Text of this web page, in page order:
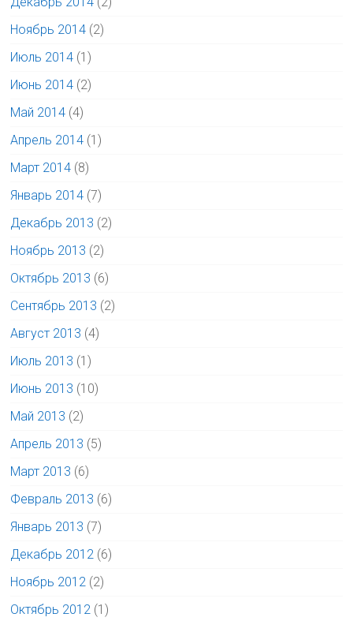
Ноябрь 2014 (2)
Июль 2014 (1)
Июнь 2014 (2)
Май 2014 (4)
Апрель 2014 (1)
Март 2014 (8)
Январь 2014 (7)
Декабрь 2013 (2)
Ноябрь 2013 (2)
Октябрь 2013 (6)
Сентябрь 2013 (2)
Август 2013 (4)
Июль 2013 (1)
Июнь 2013 (10)
Май 2013 (2)
Апрель 2013 (5)
Март 2013 (6)
Февраль 2013 (6)
Январь 2013 (7)
Декабрь 2012 (6)
Ноябрь 2012 (2)
Октябрь 2012 (1)